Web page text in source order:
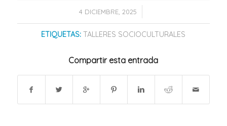
4 DICIEMBRE, 2025
/
ETIQUETAS: TALLERES SOCIOCULTURALES
Compartir esta entrada